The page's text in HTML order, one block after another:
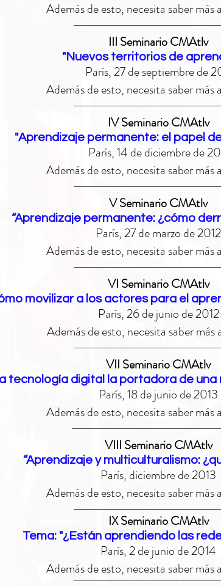
Además de esto, necesita saber más
III Seminario CMAtlv
"Nuevos territorios de
París, 27 de septiembre de
Además de esto, necesita saber más
IV Seminario CMAtlv
"Aprendizaje permanente: el papel
París, 14 de diciembre de
Además de esto, necesita saber más
V Seminario CMAtlv
“Aprendizaje permanente: ¿cómo
París, 27 de marzo de 2012
Además de esto, necesita saber más
VI Seminario CMAtlv
movilizar a los actores para el
París, 26 de junio de 2012
Además de esto, necesita saber más
VII Seminario CMAtlv
tecnología digital la portadora de
París, 18 de junio de 2013
Además de esto, necesita saber más
VIII Seminario CMAtlv
“Aprendizaje y multiculturalismo:
París, diciembre de 2013
Además de esto, necesita saber más
IX Seminario CMAtlv
Tema: "¿Están aprendiendo las
París, 2 de junio de 2014
Además de esto, necesita saber más